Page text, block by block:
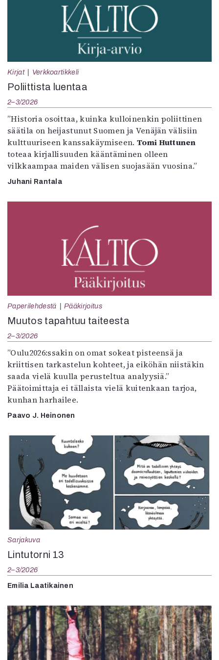
Kirjat Verkkoartikkeli
Poliittista luentaa
2–3/2026
”Historia osoittaa, kuinka kulloinenkin poliittinen
säätila on heijastunut Suomen ja Venäjän välisiin
kulttuuriseen kanssakäymiseen. Tomi Huttunen
toteaa kirjallisuuden kääntäminen olleen
vilkkaampaa maiden välisen suojasään vuosina.”
Juhani Rantala
Paperilehdestä Pääkirjoitus
Muutos tapahtuu taiteesta
2–3/2026
”Oulu2026:ssakin on omat sokeat pisteensä ja
kriittisen tarkastelun kohteet, ja eiköhän niistäkin
saada vielä kuulla perusteltua analyysiä.”
Päätoimittaja ei tällaista vielä kuitenkaan tarjoa,
kunhan harhailee.
Paavo J. Heinonen
Sarjakuva
Lintutorni 13
2–3/2026
Emilia Laatikainen